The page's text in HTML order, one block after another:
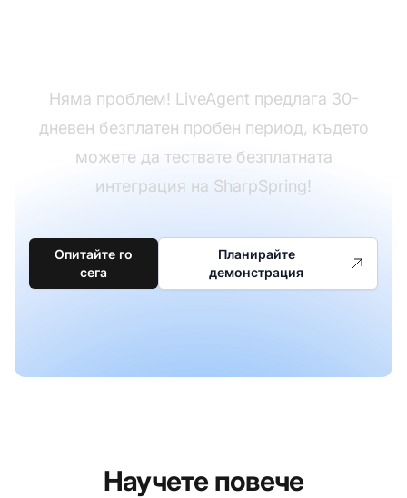
Няма проблем! LiveAgent предлага 30-
дневен безплатен пробен период, където
можете да тествате безплатната
интеграция на SharpSpring!
Опитайте го
сега
Планирайте
демонстрация
Научете повече